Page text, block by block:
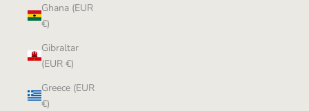
Ghana (EUR
€)
Gibraltar
(EUR €)
Greece (EUR
€)